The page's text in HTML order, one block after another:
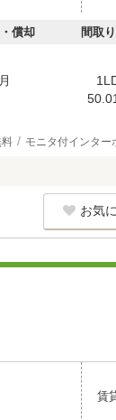
償却 間取
料 モニタ付インター
お気
賃